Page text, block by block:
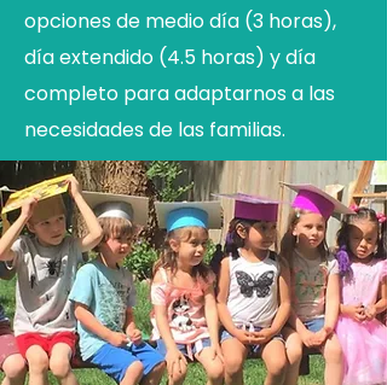
opciones de medio día (3 horas),
día extendido (4.5 horas) y día
completo para adaptarnos a las
necesidades de las familias.